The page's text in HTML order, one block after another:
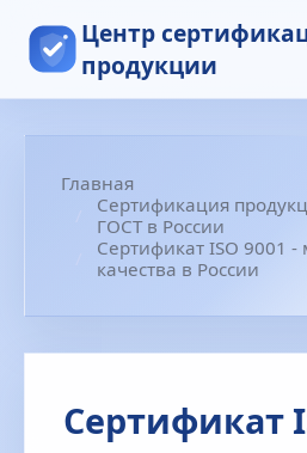
Центр
продукции
Главная
Сертификация
ГОСТ в России
Сертификат ISO 9001
качества в России
Сертификат